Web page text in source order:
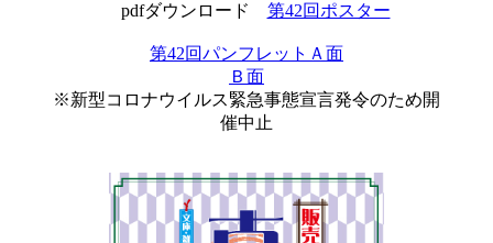
pdfダウンロード 第42回ポスター
第42回パンフレットＡ面
Ｂ面
※新型コロナウイルス緊急事態宣言発令のため開
催中止